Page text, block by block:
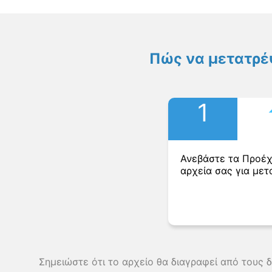
Πώς να
1
Ανεβάστε τα
αρχεία σας για
Σημειώστε ότι το αρχείο θα διαγραφεί από